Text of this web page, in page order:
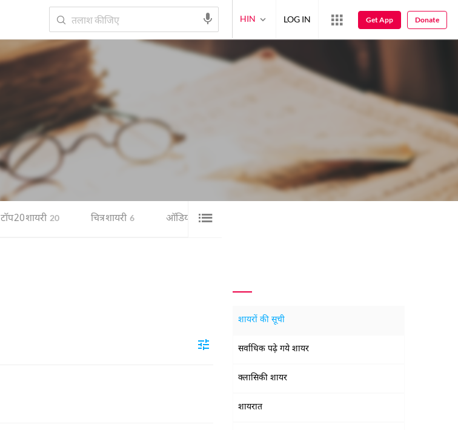
टॉप 20 शायरी 20 चित्र शायरी 6 ऑडियो 12
शायरों की सूची
सर्वाधिक पढ़े गये शायर
क्लासिकी शायर
शायरात
HIN LOG IN Get App Donate